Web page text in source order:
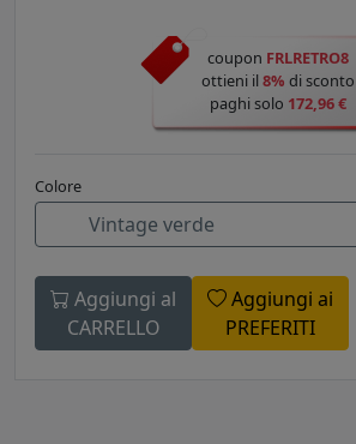
coupon FRLRETRO8
ottieni il8% di sconto
paghi solo 172,96 €
Colore
Vintage verde
Aggiungi al
CARRELLO
Aggiungi ai
PREFERITI